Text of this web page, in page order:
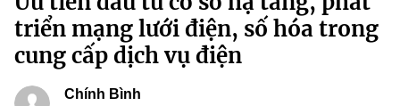
triển mạng lưới điện, số hóa trong
cung cấp dịch vụ điện
Chính Bình